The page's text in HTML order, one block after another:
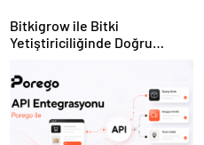
Bitkigrow ile Bitki
Yetiştiriciliğinde Doğru